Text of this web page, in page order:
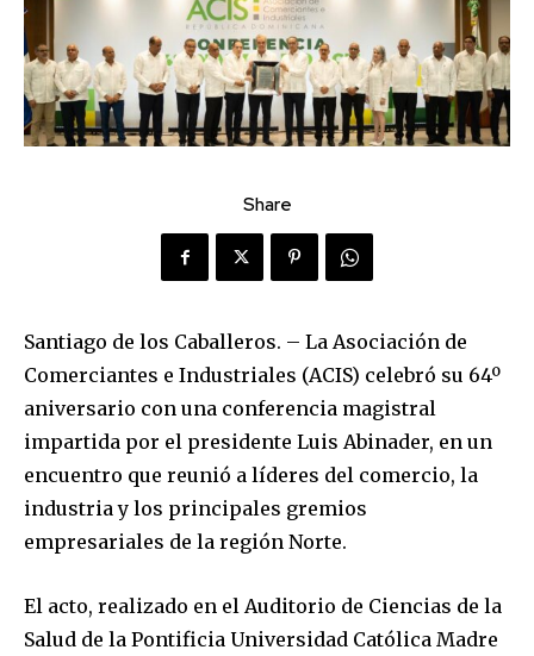
Share
Santiago de los Caballeros. – La Asociación de
Comerciantes e Industriales (ACIS) celebró su 64º
aniversario con una conferencia magistral
impartida por el presidente Luis Abinader, en un
encuentro que reunió a líderes del comercio, la
industria y los principales gremios
empresariales de la región Norte.
El acto, realizado en el Auditorio de Ciencias de la
Salud de la Pontificia Universidad Católica Madre